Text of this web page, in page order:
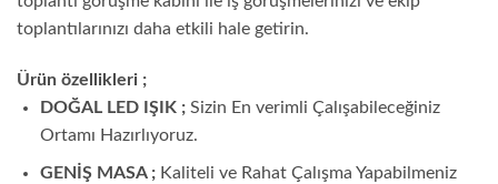
toplantılarınızı daha etkili hale getirin.
Ürün özellikleri ;
DOĞAL LED IŞIK ;Sizin En verimli Çalışabileceğiniz
Ortamı Hazırlıyoruz.
GENİŞ MASA ;Kaliteli ve Rahat Çalışma Yapabilmeniz